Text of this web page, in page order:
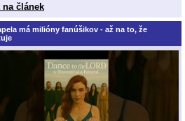
článek
má milióny fanúšikov - až na to, že